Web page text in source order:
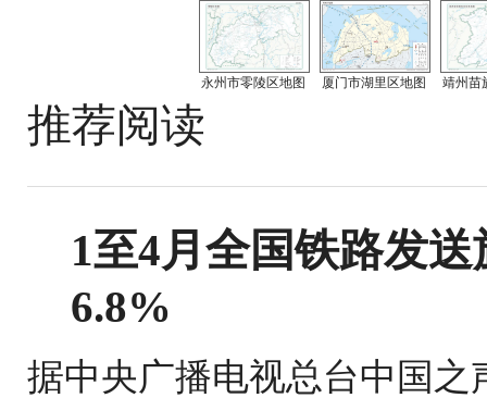
永州市零陵区地图 厦门市湖里区地图 靖州苗
推荐阅读
1至4月全国铁路发
6.8%
据中央广播电视总台中国